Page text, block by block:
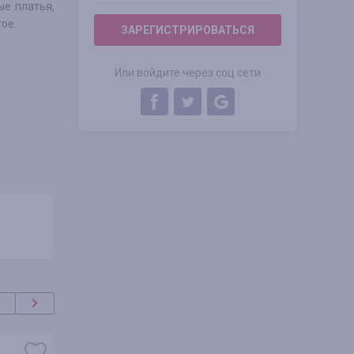
ЗАРЕГИСТРИРОВАТЬСЯ
Или войдите через соц сети
платья,